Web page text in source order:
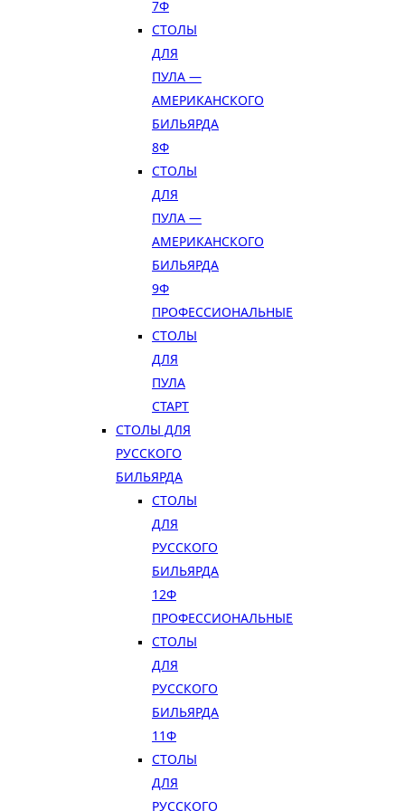
7Ф
СТОЛЫ
ДЛЯ
ПУЛА —
АМЕРИКАНСКОГО
БИЛЬЯРДА
8Ф
СТОЛЫ
ДЛЯ
ПУЛА —
АМЕРИКАНСКОГО
БИЛЬЯРДА
9Ф
ПРОФЕССИОНАЛЬНЫЕ
СТОЛЫ
ДЛЯ
ПУЛА
СТАРТ
СТОЛЫ ДЛЯ
РУССКОГО
БИЛЬЯРДА
СТОЛЫ
ДЛЯ
РУССКОГО
БИЛЬЯРДА
12Ф
ПРОФЕССИОНАЛЬНЫЕ
СТОЛЫ
ДЛЯ
РУССКОГО
БИЛЬЯРДА
11Ф
СТОЛЫ
ДЛЯ
РУССКОГО